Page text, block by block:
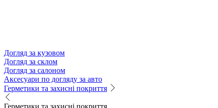
Догляд за кузовом
Догляд за склом
Догляд за салоном
Аксесуари по догляду за авто
Герметики та захисні покриття
Герметики та захисні покриття